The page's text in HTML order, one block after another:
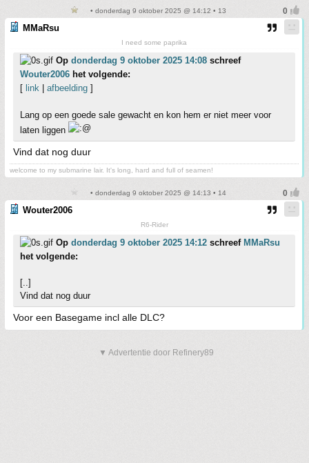
• donderdag 9 oktober 2025 @ 14:12 • 13
MMaRsu
I need some paprika
Op donderdag 9 oktober 2025 14:08 schreef
Wouter2006 het volgende:
[ link afbeelding ]
Lang op een goede sale gewacht en kon hem er niet meer voor
laten liggen
Vind dat nog duur
welcome to my submarine lair. It's long, hard and full of seamen!
• donderdag 9 oktober 2025 @ 14:13 • 14
Wouter2006
R6-Rider
Op donderdag 9 oktober 2025 14:12 schreef MMaRsu
het volgende:
[..]
Vind dat nog duur
Voor een Basegame incl alle DLC?
▼ Advertentie door Refinery89